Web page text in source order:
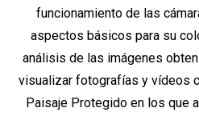
funcionamiento de las
aspectos básicos para su
análisis de las imágenes
visualizar fotografías y vídeos
Paisaje Protegido en los que